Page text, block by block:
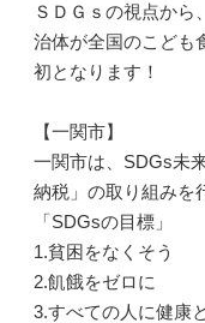
ＳＤＧｓの視点から
治体が全国のこども
初となります！
【一関市】
一関市は、SDGs未
納税」の取り組みを
「SDGsの目標」
1.貧困をなくそう
2.飢餓をゼロに
3.すべての人に健康